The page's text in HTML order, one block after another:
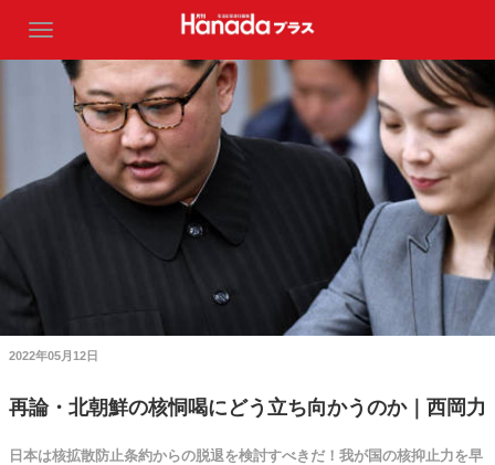
2022年05月12日
再論・北朝鮮の核恫喝にどう立ち向かうのか｜西岡力
日本は核拡散防止条約からの脱退を検討すべきだ！我が国の核抑止力を早